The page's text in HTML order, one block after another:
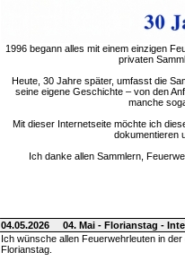
1996 begann alles mit einem einzigen
privaten
Heute, 30 Jahre später, umfasst die
seine eigene Geschichte – von den
manche
Mit dieser Internetseite möchte ich
dokumentieren
Ich danke allen Sammlern,
04.05.2026
04. Mai - Florianstag -
Ich wünsche allen Feuerwehrleuten in
Florianstag.